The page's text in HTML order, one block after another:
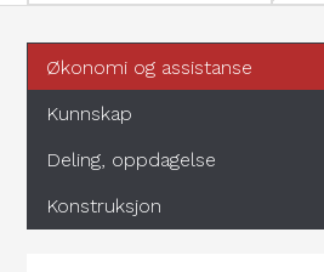
Økonomi og assistanse
Kunnskap
Deling, oppdagelse
Konstruksjon